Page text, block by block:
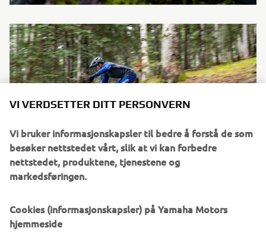
VI VERDSETTER DITT PERSONVERN
Vi bruker informasjonskapsler til bedre å forstå de som
besøker nettstedet vårt, slik at vi kan forbedre
nettstedet, produktene, tjenestene og
markedsføringen.
Cookies (informasjonskapsler) på Yamaha Motors
hjemmeside